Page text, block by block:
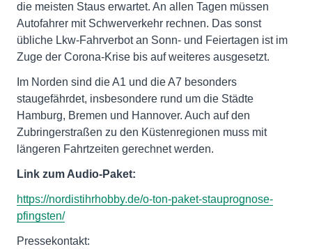
die meisten Staus erwartet. An allen Tagen müssen
Autofahrer mit Schwerverkehr rechnen. Das sonst
übliche Lkw-Fahrverbot an Sonn- und Feiertagen ist im
Zuge der Corona-Krise bis auf weiteres ausgesetzt.
Im Norden sind die A1 und die A7 besonders
staugefährdet, insbesondere rund um die Städte
Hamburg, Bremen und Hannover. Auch auf den
Zubringerstraßen zu den Küstenregionen muss mit
längeren Fahrtzeiten gerechnet werden.
Link zum Audio-Paket:
https://nordistihrhobby.de/o-ton-paket-stauprognose-
pfingsten/
Pressekontakt: